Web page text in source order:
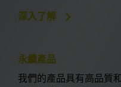
深入了解
永續產品
我們的產品具有高品質